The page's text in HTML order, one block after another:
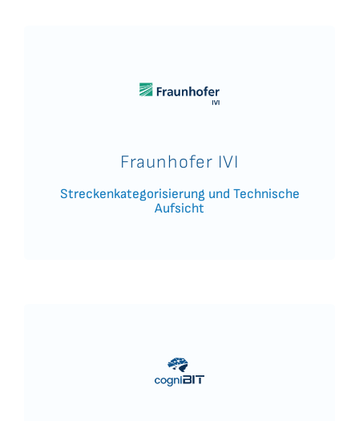
Fraunhofer IVI
Streckenkategorisierung und Technische
Aufsicht